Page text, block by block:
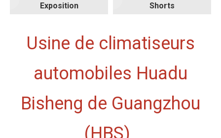
Exposition Shorts
Usine de climatiseurs
automobiles Huadu
Bisheng de Guangzhou
(HBS)